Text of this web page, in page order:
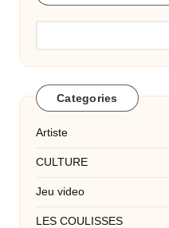
Categories
Artiste
CULTURE
Jeu video
LES COULISSES